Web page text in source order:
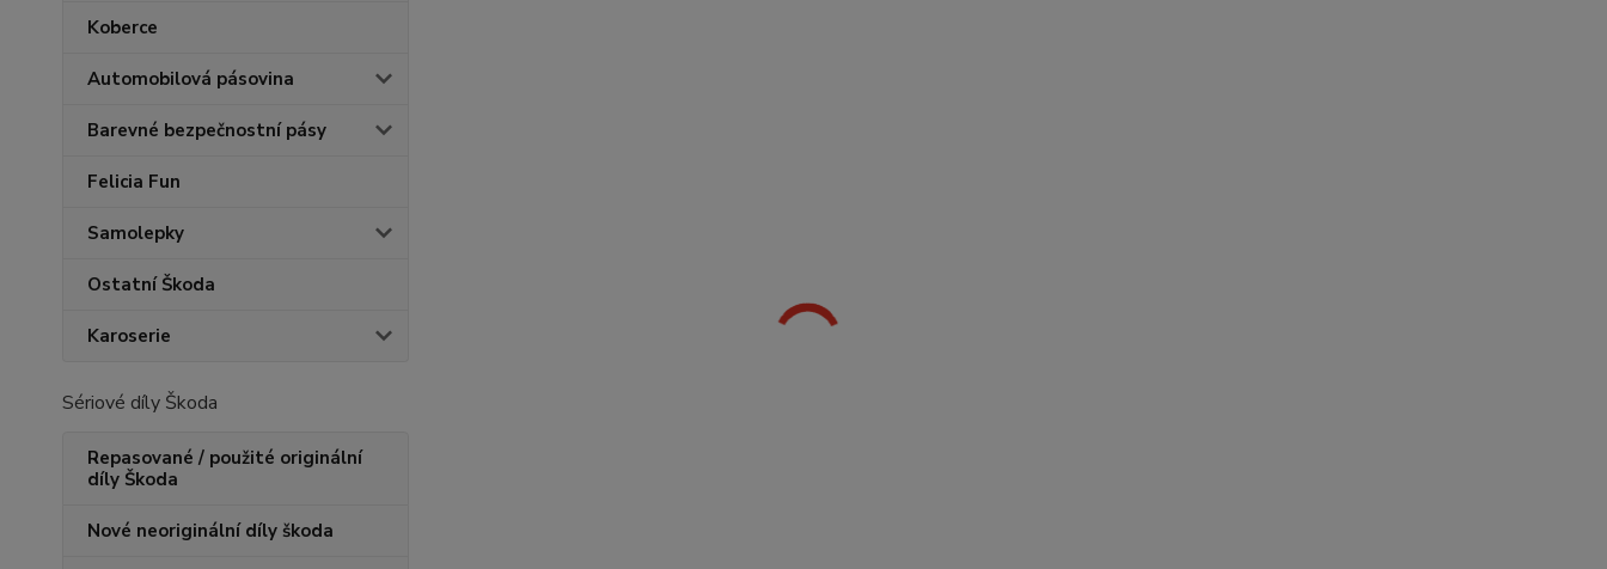
Koberce
Automobilová pásovina
Barevné bezpečnostní pásy
Felicia Fun
Samolepky
Ostatní Škoda
Karoserie
Sériové díly Škoda
Repasované / použité originální
díly Škoda
Nové neoriginální díly škoda